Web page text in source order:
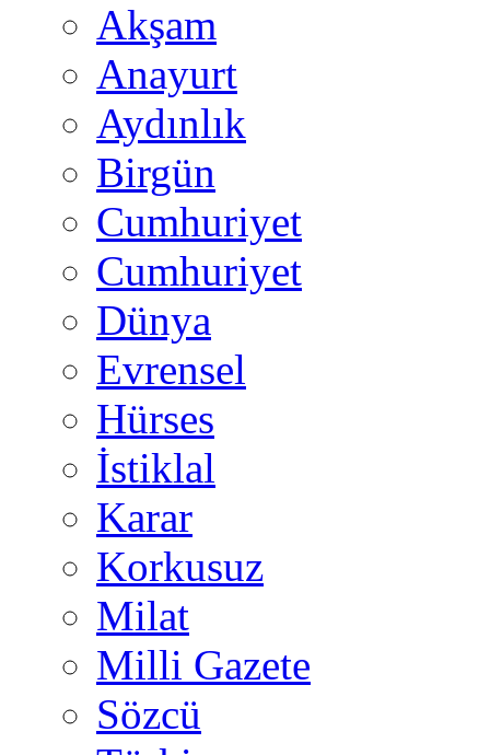
Akşam
Anayurt
Aydınlık
Birgün
Cumhuriyet
Cumhuriyet
Dünya
Evrensel
Hürses
İstiklal
Karar
Korkusuz
Milat
Milli Gazete
Sözcü